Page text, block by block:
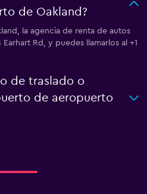
de Oakland?
la agencia de renta de autos
Rd, y puedes llamarlos al +1
de traslado o
de aeropuerto